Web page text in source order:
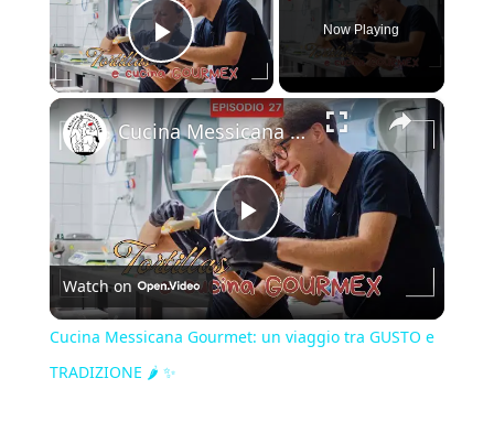
Play Video
Now Playing
×
Play
Video
Cucina Messicana Gourmet: un viaggio tra GUSTO e TRADIZIONE 🌶️ ✨
Watch on
Cucina Messicana Gourmet: un viaggio tra GUSTO e
TRADIZIONE 🌶️ ✨